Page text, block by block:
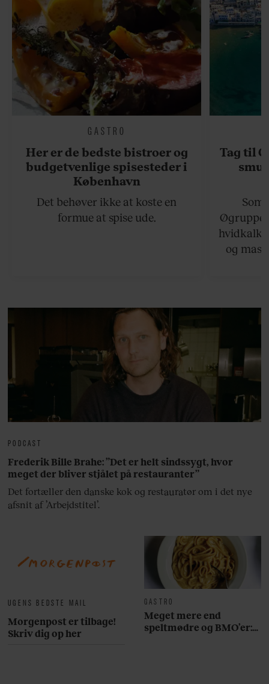
GASTRO
Her er de bedste bistroer og
budgetvenlige spisesteder i
København
Det behøver ikke at koste en
formue at spise ude.
Tag til
og
UGENS BEDSTE MAIL
Morgenpost er tilbage!
Skriv dig op her
GASTRO
Meget mere end
speltmødre og BMO’er:
PODCAST
Frederik Bille Brahe: ”Det er helt sindssygt, hvor
meget der bliver stjålet på restauranter”
Det fortæller den danske kok og restauratør om i det nye
afsnit af ’Arbejdstitel’.